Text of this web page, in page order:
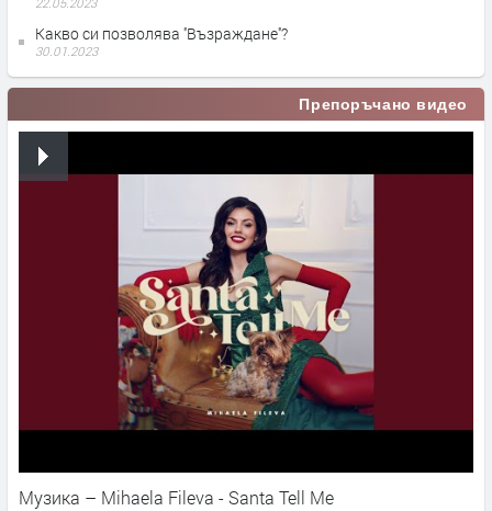
Какво си позволява ''Възраждане''?
30.01.2023
Препоръчано видео
Музика – Mihaela Fileva - Santa Tell Me